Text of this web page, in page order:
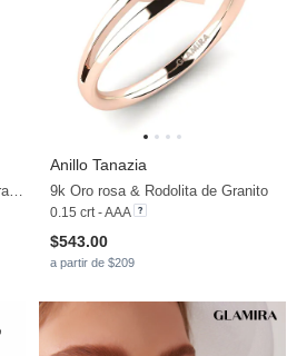
14k Oro Rosa & Rodolita de Granito
Anillo Tanazia
9k Oro rosa & Rodolita de Granito
0.15 crt - AAA
$543.00
a partir de $209